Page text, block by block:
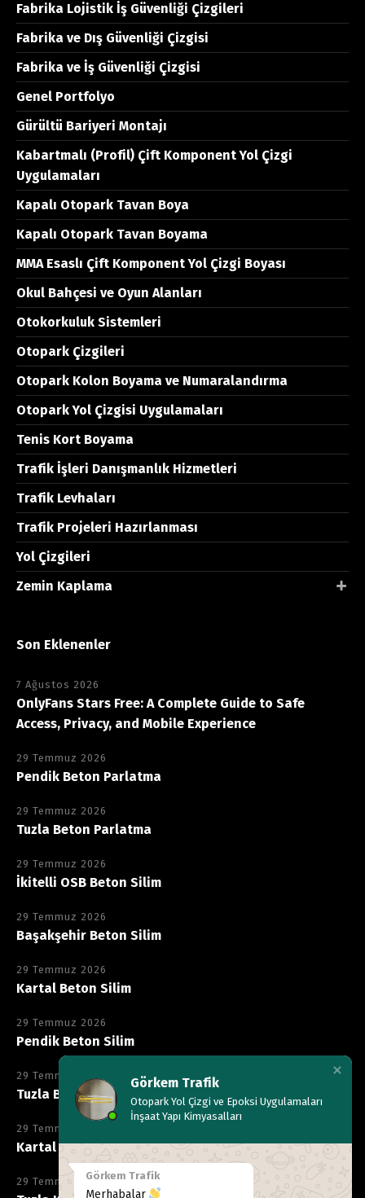
Görkem Trafik
Otopark Yol Çizgi ve Epoksi Uygulamaları
İnşaat Yapı Kimyasalları
Görkem Trafik
Merhabalar
Fabrika Lojistik İş Güvenliği Çizgileri
Fabrika ve Dış Güvenliği Çizgisi
Fabrika ve İş Güvenliği Çizgisi
Genel Portfolyo
Gürültü Bariyeri Montajı
Kabartmalı (Profil) Çift Komponent Yol Çizgi
Uygulamaları
Kapalı Otopark Tavan Boya
Kapalı Otopark Tavan Boyama
MMA Esaslı Çift Komponent Yol Çizgi Boyası
Okul Bahçesi ve Oyun Alanları
Otokorkuluk Sistemleri
Otopark Çizgileri
Otopark Kolon Boyama ve Numaralandırma
Otopark Yol Çizgisi Uygulamaları
Tenis Kort Boyama
Trafik İşleri Danışmanlık Hizmetleri
Trafik Levhaları
Trafik Projeleri Hazırlanması
Yol Çizgileri
Zemin Kaplama
Son Eklenenler
7 Ağustos 2026
OnlyFans Stars Free: A Complete Guide to Safe
Access, Privacy, and Mobile Experience
29 Temmuz 2026
Pendik Beton Parlatma
29 Temmuz 2026
Tuzla Beton Parlatma
29 Temmuz 2026
İkitelli OSB Beton Silim
29 Temmuz 2026
Başakşehir Beton Silim
29 Temmuz 2026
Kartal Beton Silim
29 Temmuz 2026
Pendik Beton Silim
29 Temmuz 2026
Tuzla Beton Silim
29 Temmuz 2026
Kartal Kimyasala Dayanıklı Epoksi
29 Temmuz 2026